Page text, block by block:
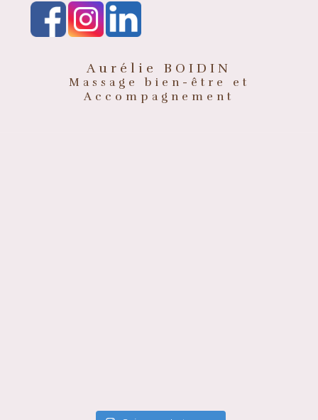
Aurélie BOIDIN
Massage bien-être et
Accompagnement